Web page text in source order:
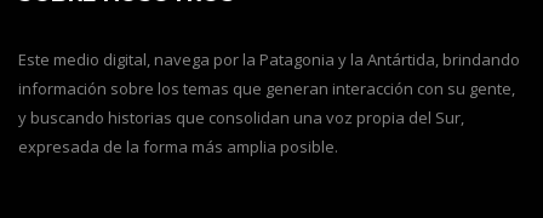
Este medio digital, navega por la Patagonia y la Antártida, brindando
información sobre los temas que generan interacción con su gente,
y buscando historias que consolidan una voz propia del Sur,
expresada de la forma más amplia posible.